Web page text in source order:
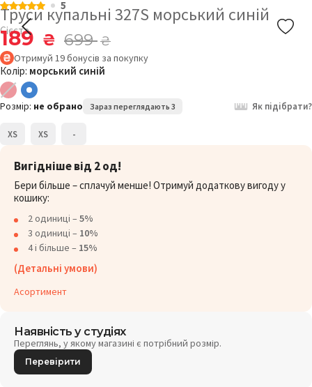
5
Труси купальні 327S морський синій
Сієста
189 ₴ 699₴
Отримуй 19бонусів за покупку
Колір: морський синій
Розмір: не обрано Зараз переглядають 3 Як підібрати?
XS XS -
Вигідніше від 2 од!
Бери більше – сплачуй менше! Отримуй додаткову вигоду у
кошику:
2 одиниці – 5%
3 одиниці – 10%
4 і більше – 15%
(Детальні умови)
Асортимент
Наявність у студіях
Переглянь, у якому магазині є потрібний розмір.
Перевірити